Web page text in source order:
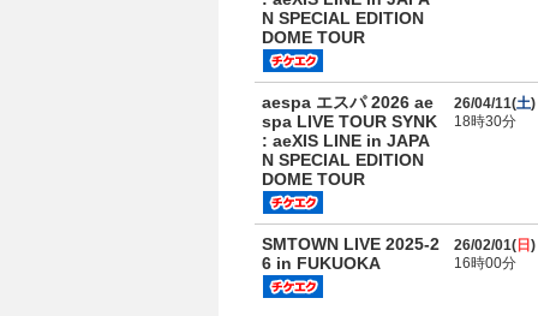
N SPECIAL EDITION
DOME TOUR
aespa エスパ 2026 ae
spa LIVE TOUR SYNK
: aeXIS LINE in JAPA
N SPECIAL EDITION
DOME TOUR
26/04/11(土)
18時30分
SMTOWN LIVE 2025-2
6 in FUKUOKA
26/02/01( 日 )
16時00分